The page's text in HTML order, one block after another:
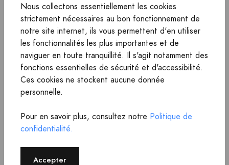
Etat : Neuf
A partir de 298,00 €
311,90 € frais de livraison inclus
Nous collectons essentiellement les cookies
strictement nécessaires au bon fonctionnement de
notre site internet, ils vous permettent d'en utiliser
les fonctionnalités les plus importantes et de
naviguer en toute tranquillité. Il s'agit notamment des
fonctions essentielles de sécurité et d'accessibilité.
Ces cookies ne stockent aucune donnée
personnelle.
Pour en savoir plus, consultez notre Politique de
confidentialité.
Accepter